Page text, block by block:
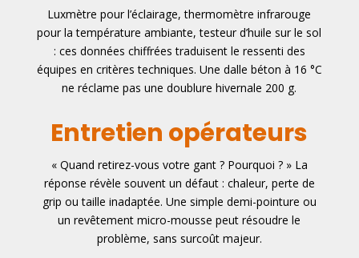
Luxmètre pour l’éclairage, thermomètre infrarouge
pour la température ambiante, testeur d’huile sur le sol
: ces données chiffrées traduisent le ressenti des
équipes en critères techniques. Une dalle béton à 16 °C
ne réclame pas une doublure hivernale 200 g.
Entretien opérateurs
« Quand retirez-vous votre gant ? Pourquoi ? » La
réponse révèle souvent un défaut : chaleur, perte de
grip ou taille inadaptée. Une simple demi-pointure ou
un revêtement micro-mousse peut résoudre le
problème, sans surcoût majeur.